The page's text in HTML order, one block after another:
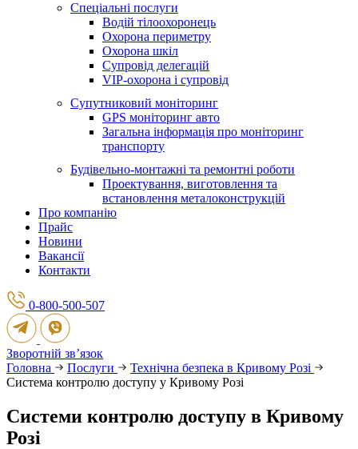
Спеціальні послуги
Водій тілоохоронець
Охорона периметру
Охорона шкіл
Супровід делегацій
VIP-охорона і супровід
Супутниковий моніторинг
GPS моніторинг авто
Загальна інформація про моніторинг
транспорту
Будівельно-монтажні та ремонтні роботи
Проектування, виготовлення та
встановлення металоконструкцій
Про компанію
Прайс
Новини
Вакансії
Контакти
0-800-500-507
Зворотній зв’язок
Головна
Послуги
Технічна безпека в Кривому Розі
Система контролю доступу у Кривому Розі
Системи контролю доступу в Кривому
Розі